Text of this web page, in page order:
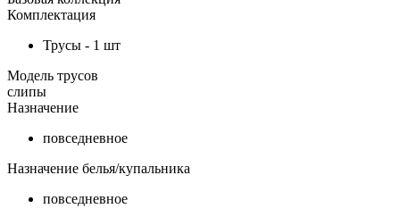
Комплектация
Трусы - 1 шт
Модель трусов
слипы
Назначение
повседневное
Назначение белья/купальника
повседневное